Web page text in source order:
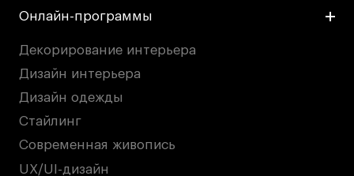
Публичная оферта
Онлайн-программы
Декорирование интерьера
Дизайн интерьера
Дизайн одежды
Стайлинг
Современная живопись
UX/UI-дизайн